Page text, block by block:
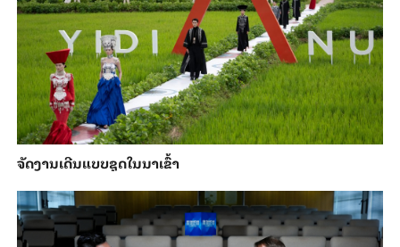
ຈັດງານເດີນແບບຊຸດໃນນາເຂົ້າ